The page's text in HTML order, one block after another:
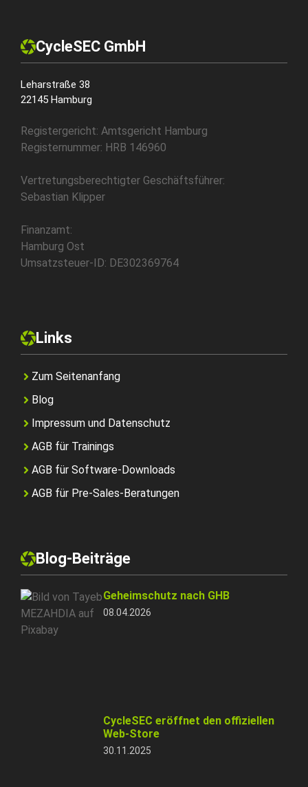
CycleSEC GmbH
Leharstraße 38
22145 Hamburg
Registergericht: Amtsgericht Hamburg
Registernummer: HRB 146960
Vertretungsberechtigter Geschäftsführer:
Sebastian Klipper
Finanzamt:
Hamburg Ost
Umsatzsteuer-ID: DE302369764
Links
Zum Seitenanfang
Blog
Impressum und Datenschutz
AGB für Trainings
AGB für Software-Downloads
AGB für Pre-Sales-Beratungen
Blog-Beiträge
Geheimschutz nach GHB
08.04.2026
CycleSEC eröffnet den offiziellen
Web-Store
30.11.2025